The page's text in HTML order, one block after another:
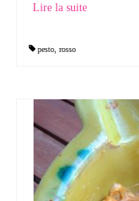
Lire la suite­­
pesto rosso